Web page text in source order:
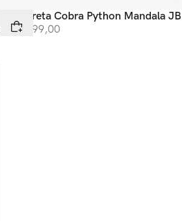
Bota Preta Cobra Python Mandala JB
R$ 4 299,00